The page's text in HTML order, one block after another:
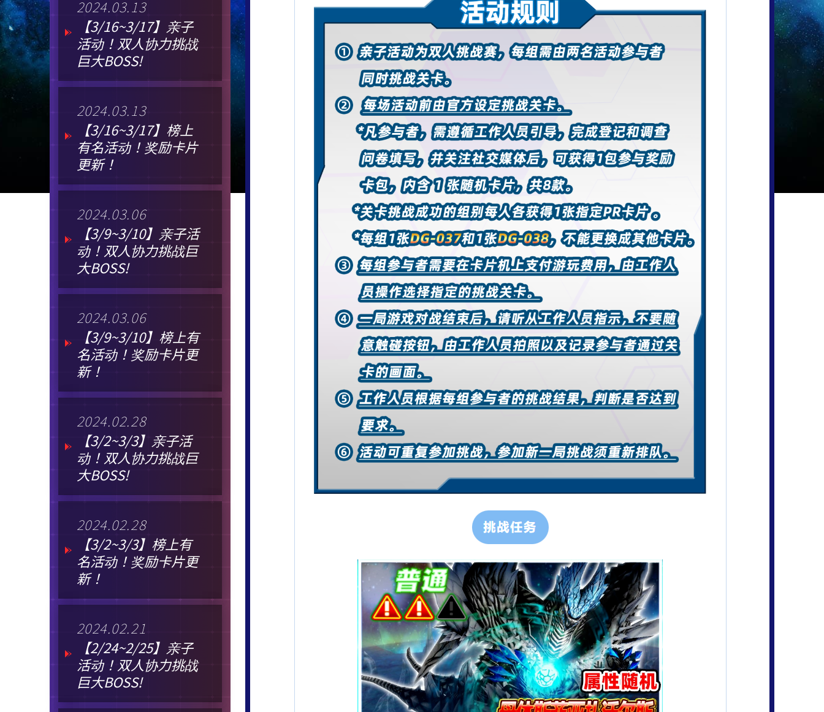
2024.03.13
【3/16~3/17】亲子
活动！双人协力挑战
巨大BOSS!
2024.03.13
【3/16~3/17】榜上
有名活动！奖励卡片
更新！
2024.03.06
【3/9~3/10】亲子活
动！双人协力挑战巨
大BOSS!
2024.03.06
【3/9~3/10】榜上有
名活动！奖励卡片更
新！
2024.02.28
【3/2~3/3】亲子活
动！双人协力挑战巨
大BOSS!
2024.02.28
【3/2~3/3】榜上有
名活动！奖励卡片更
新！
2024.02.21
【2/24~2/25】亲子
活动！双人协力挑战
巨大BOSS!